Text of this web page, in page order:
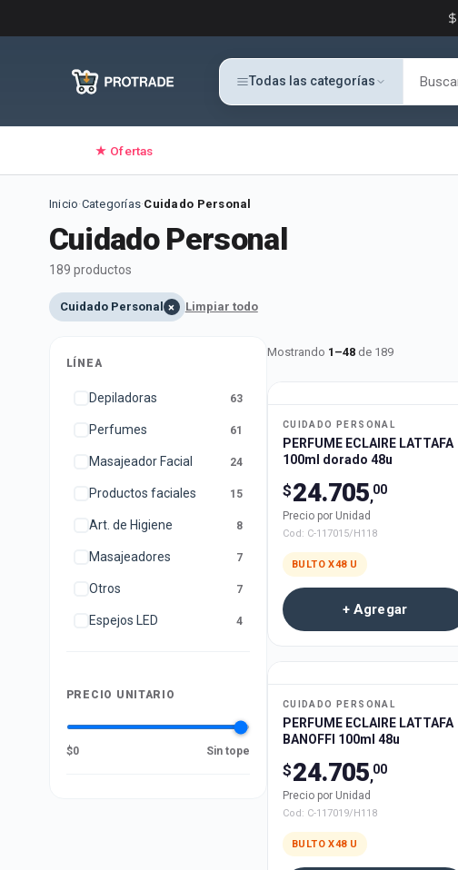
Todas las categorías
★ Ofertas
Inicio·Categorías·Cuidado Personal
Cuidado Personal
189 productos
Cuidado Personal × Limpiar todo
LÍNEA
Depiladoras 63
Perfumes 61
Masajeador Facial 24
Productos faciales 15
Art. de Higiene 8
Masajeadores 7
Otros 7
Espejos LED 4
PRECIO UNITARIO
$0 Sin tope
Mostrando 1 –48de 189
CUIDADO PERSONAL
PERFUME ECLAIRE LATTAFA
100ml dorado 48u
$24.705,00
Precio por Unidad
Cod: C-117015/H118
BULTO X48 U
+ Agregar
CUIDADO PERSONAL
PERFUME ECLAIRE LATTAFA
BANOFFI 100ml 48u
$24.705,00
Precio por Unidad
Cod: C-117019/H118
BULTO X48 U